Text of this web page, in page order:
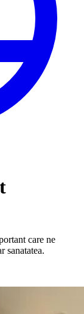
care ne
sanatatea.